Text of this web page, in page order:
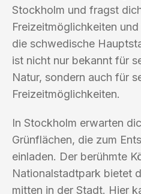
Stockholm und fragst
Freizeitmöglichkeiten
die schwedische
ist nicht nur bekannt für
Natur, sondern auch für
Freizeitmöglichkeiten.
In Stockholm erwarten
Grünflächen, die zum
einladen. Der berühmte
Nationalstadtpark bietet
mitten in der Stadt. Hier